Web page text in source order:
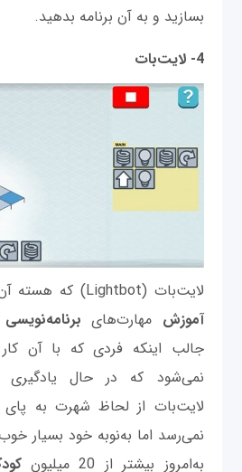
بسازید و به آن برنامه بدهید.
4- لایت‌بات
لایت‌بات (Lightbot) که هسته آن پازل است با هدف
آموزش مهارت‌های برنامه‌نویسی
جالب اینکه فردی که با آن
نمی‌شود که در حال یادگیری
نمی‌رسد اما به‌نوبه خود بسیار
به‌امروز بیشتر از 20 میلیون